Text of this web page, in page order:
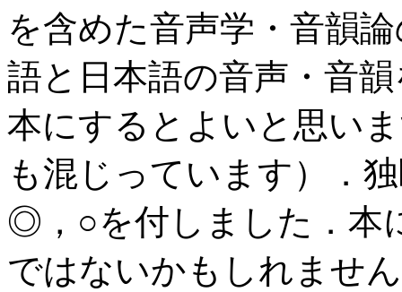
を含めた音声学・音韻
語と日本語の音声・音
本にするとよいと思い
も混じっています）．
◎，○を付しました．本
ではないかもしれませ